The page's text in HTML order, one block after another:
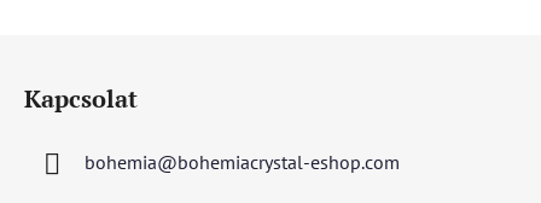
Kapcsolat
bohemia@bohemiacrystal-eshop.com